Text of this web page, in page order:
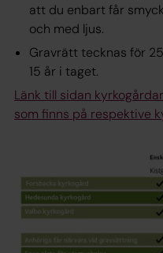
att du enbart får
och med ljus.
Gravrätt tecknas för
15 år i taget.
Länk till sidan
som finns på respektive